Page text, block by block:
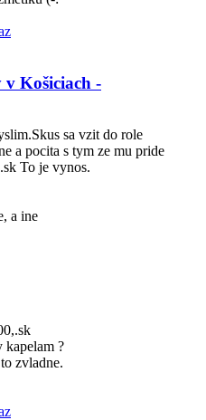
Košiciach -
sa vzit do role
a pocita s tym ze mu pride
To je vynos.
a ine
kapelam ?
zvladne.